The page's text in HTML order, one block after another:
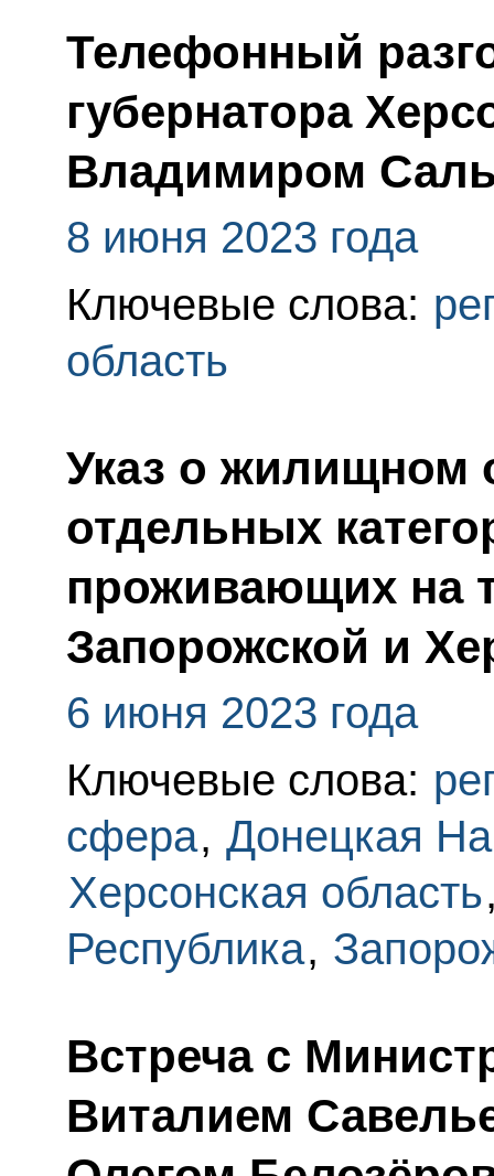
Телефонный
губернатора
Владимиром
8 июня 2023 года
Ключевые слова:
область
Указ о жилищном
отдельных
проживающих на
Запорожской и
6 июня 2023 года
Ключевые слова:
сфера, Донецкая
Херсонская область
Республика,
Встреча с
Виталием